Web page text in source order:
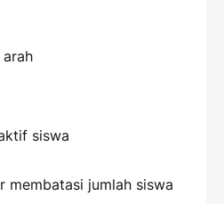
siswa
membatasi jumlah siswa